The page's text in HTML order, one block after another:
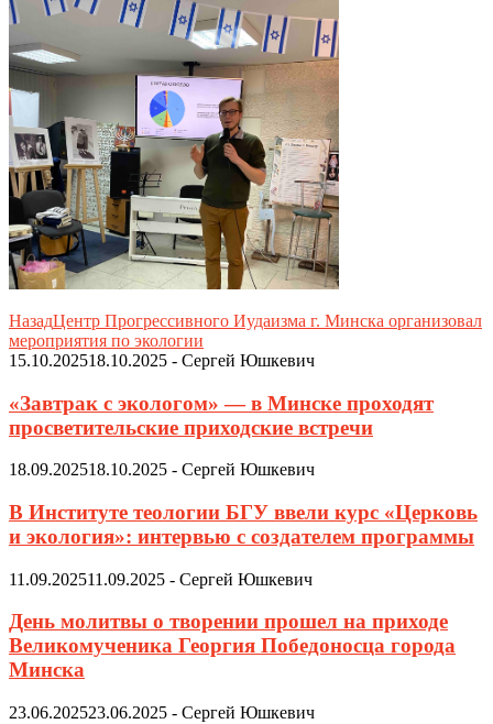
НазадЦентр Прогрессивного Иудаизма г. Минска организовал
мероприятия по экологии
15.10.202518.10.2025 - Сергей Юшкевич
«Завтрак с экологом» — в Минске проходят
просветительские приходские встречи
18.09.202518.10.2025 - Сергей Юшкевич
В Институте теологии БГУ ввели курс «Церковь
и экология»: интервью с создателем программы
11.09.202511.09.2025 - Сергей Юшкевич
День молитвы о творении прошел на приходе
Великомученика Георгия Победоносца города
Минска
23.06.202523.06.2025 - Сергей Юшкевич